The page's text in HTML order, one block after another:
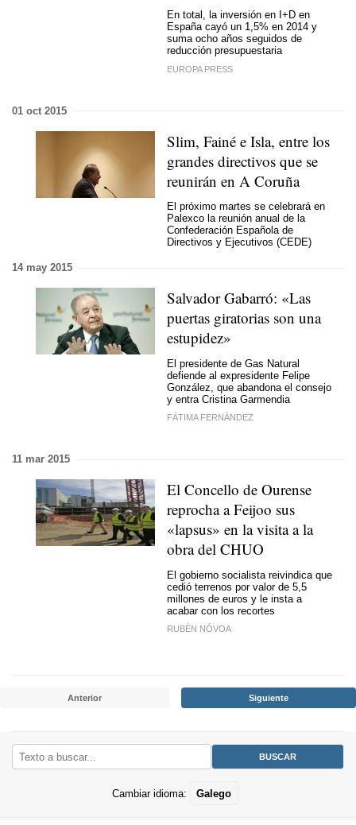
En total, la inversión en I+D en
España cayó un 1,5% en 2014 y
suma ocho años seguidos de
reducción presupuestaria
EUROPA PRESS
01 oct 2015
Slim, Fainé e Isla, entre los
grandes directivos que se
reunirán en A Coruña
El próximo martes se celebrará en
Palexco la reunión anual de la
Confederación Española de
Directivos y Ejecutivos (CEDE)
14 may 2015
Salvador Gabarró: «Las
puertas giratorias son una
estupidez»
El presidente de Gas Natural
defiende al expresidente Felipe
González, que abandona el consejo
y entra Cristina Garmendia
FÁTIMA FERNÁNDEZ
11 mar 2015
El Concello de Ourense
reprocha a Feijoo sus
«lapsus» en la visita a la
obra del CHUO
El gobierno socialista reivindica que
cedió terrenos por valor de 5,5
millones de euros y le insta a
acabar con los recortes
RUBÉN NÓVOA
Anterior Siguiente
Cambiar idioma: Galego